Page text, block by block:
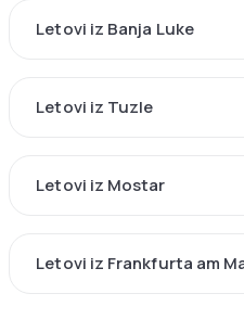
Letovi iz Banja Luke
Letovi iz Tuzle
Letovi iz Mostar
Letovi iz Frankfurta am